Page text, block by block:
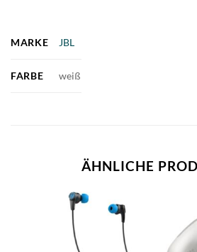
MARKE JBL
FARBE weiß
ÄHNLICHE